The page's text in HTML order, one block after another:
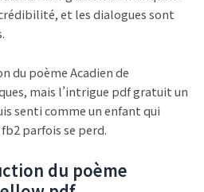
et les dialogues sont
du poème Acadien de
mais l’intrigue pdf gratuit un
senti comme un enfant qui
parfois se perd.
du poème